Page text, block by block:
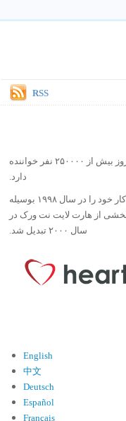
RSS
در حال حاضر آیه روز بیش از ۲۵۰۰۰۰ نفر خواننده
دارد.
ورس آو ذ دی دات کام کار خود را در سال ۱۹۹۸ بوسیله
بخشی از هارت لایت نت ورک در
سال ۲۰۰۰ تبدیل شد.
English
中文
Deutsch
Español
Français